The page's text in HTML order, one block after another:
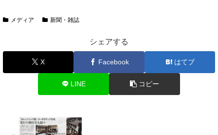
メディア 新聞・雑誌
シェアする
X Facebook はてブ
LINE コピー